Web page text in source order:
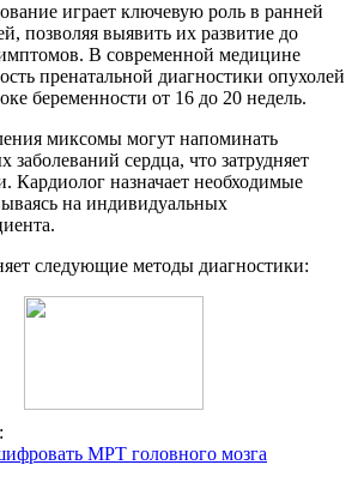
играет ключевую роль в ранней
позволяя выявить их развитие до
В современной медицине
пренатальной диагностики опухолей
беременности от 16 до 20 недель.
миксомы могут напоминать
сердца, что затрудняет
Кардиолог назначает необходимые
на индивидуальных
следующие методы диагностики:
МРТ головного мозга